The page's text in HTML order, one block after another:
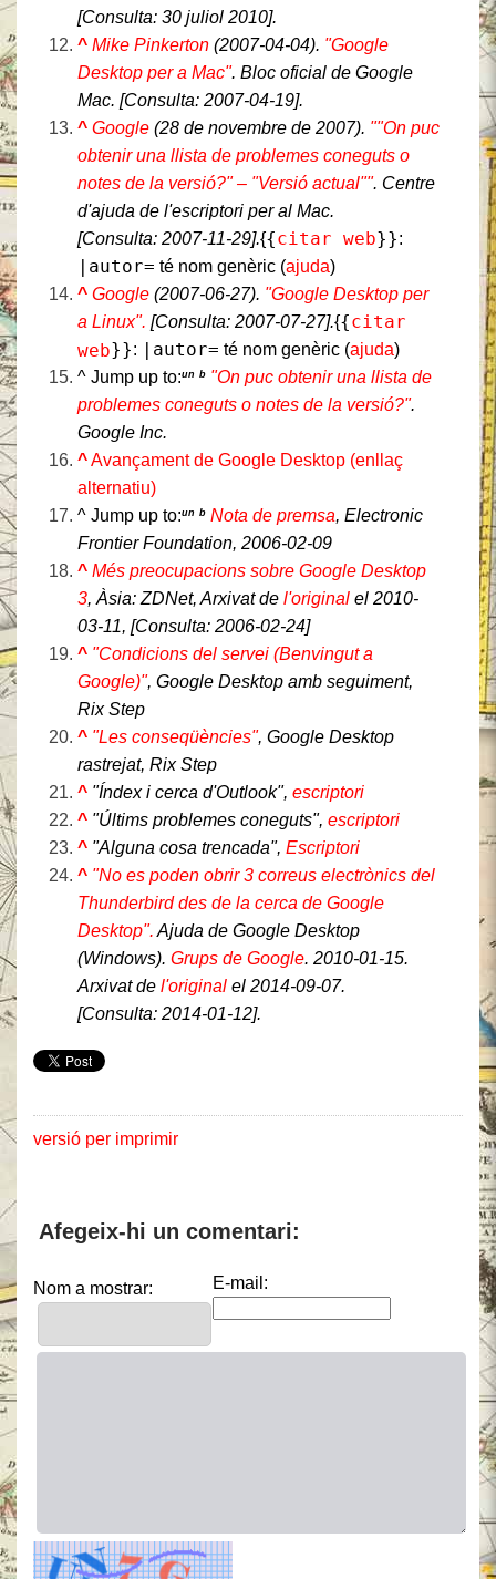
[Consulta: 30 juliol 2010].
^ Mike Pinkerton (2007-04-04). "Google
Desktop per a Mac". Bloc oficial de Google
Mac. [Consulta: 2007-04-19].
^ Google (28 de novembre de 2007). ""On puc
obtenir una llista de problemes coneguts o
notes de la versió?" – "Versió actual"". Centre
d'ajuda de l'escriptori per al Mac.
[Consulta: 2007-11-29].{{citar web}}:
|autor= té nom genèric (ajuda)
^ Google (2007-06-27). "Google Desktop per
a Linux". [Consulta: 2007-07-27].{{citar
web}}: |autor= té nom genèric (ajuda)
^ Jump up to:un b "On puc obtenir una llista de
problemes coneguts o notes de la versió?".
Google Inc.
^Avançament de Google Desktop (enllaç
alternatiu)
^ Jump up to:un b Nota de premsa, Electronic
Frontier Foundation, 2006-02-09
^ Més preocupacions sobre Google Desktop
3, Àsia: ZDNet, Arxivat de l'original el 2010-
03-11, [Consulta: 2006-02-24]
^ "Condicions del servei (Benvingut a
Google)", Google Desktop amb seguiment,
Rix Step
^ "Les conseqüències", Google Desktop
rastrejat, Rix Step
^ "Índex i cerca d'Outlook", escriptori
^ "Últims problemes coneguts", escriptori
^ "Alguna cosa trencada", Escriptori
^ "No es poden obrir 3 correus electrònics del
Thunderbird des de la cerca de Google
Desktop". Ajuda de Google Desktop
(Windows). Grups de Google. 2010-01-15.
Arxivat de l'original el 2014-09-07.
[Consulta: 2014-01-12].
versió per imprimir
Afegeix-hi un comentari:
Nom a mostrar: E-mail: